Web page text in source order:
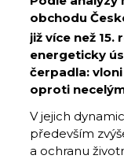
obchodu
již více než
energeticky
čerpadla:
oproti
V jejich
především
a ochranu